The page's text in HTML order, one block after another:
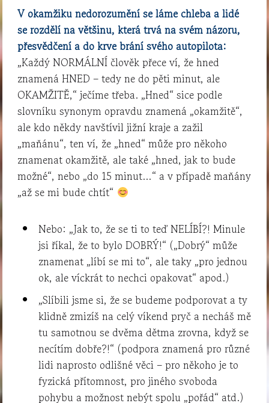
V okamžiku nedorozumění se láme chleba a lidé
se rozdělí na většinu, která trvá na svém názoru,
přesvědčení a do krve brání svého autopilota:
„Každý NORMÁLNÍ člověk přece ví, že hned
znamená HNED – tedy ne do pěti minut, ale
OKAMŽITĚ,“ ječíme třeba. „Hned“ sice podle
slovníku synonym opravdu znamená „okamžitě“,
ale kdo někdy navštívil jižní kraje a zažil
„maňánu“, ten ví, že „hned“ může pro někoho
znamenat okamžitě, ale také „hned, jak to bude
možné“, nebo „do 15 minut…“ a v případě maňány
„až se mi bude chtít“
Nebo: „Jak to, že se ti to teď NELÍBÍ?! Minule
jsi říkal, že to bylo DOBRÝ!“ („Dobrý“ může
znamenat „líbí se mi to“, ale taky „pro jednou
ok, ale víckrát to nechci opakovat“ apod.)
„Slíbili jsme si, že se budeme podporovat a ty
klidně zmizíš na celý víkend pryč a necháš mě
tu samotnou se dvěma dětma zrovna, když se
necítím dobře?!“ (podpora znamená pro různé
lidi naprosto odlišné věci – pro někoho je to
fyzická přítomnost, pro jiného svoboda
pohybu a možnost nebýt spolu „pořád“ atd.)